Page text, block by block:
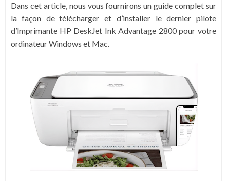
Dans cet article, nous vous fournirons un guide complet sur
la façon de télécharger et d’installer le dernier pilote
d’Imprimante HP DeskJet Ink Advantage 2800 pour votre
ordinateur Windows et Mac.